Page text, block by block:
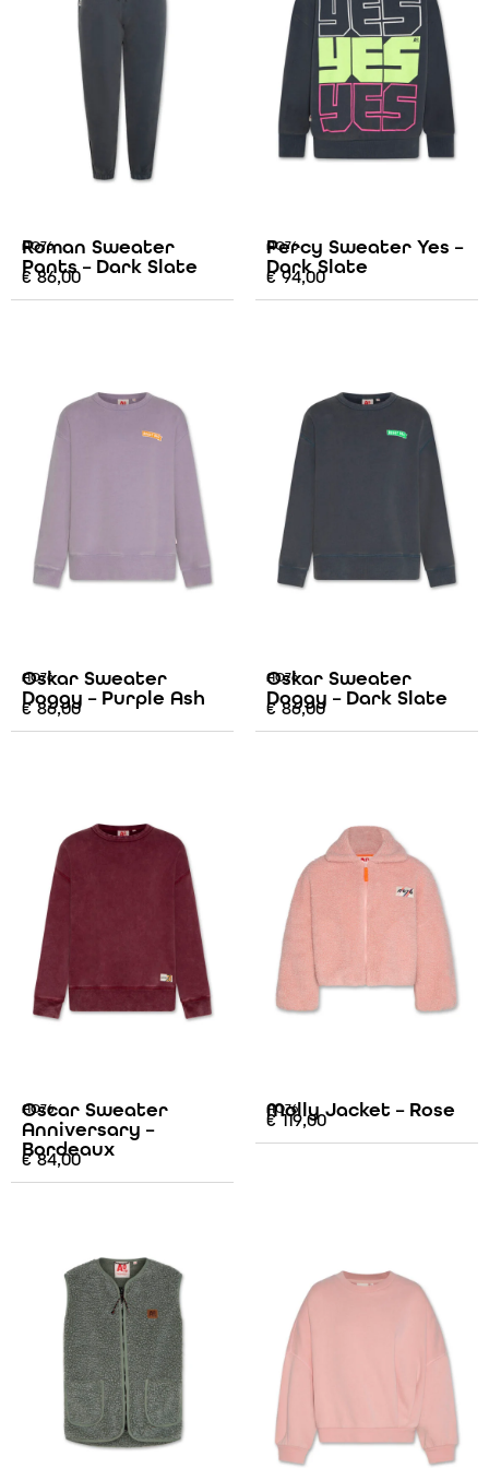
AO76
Roman Sweater
Pants – Dark Slate
€86,00
AO76
Percy Sweater Yes –
Dark Slate
€94,00
AO76
Oskar Sweater
Doggy – Purple Ash
€86,00
AO76
Oskar Sweater
Doggy – Dark Slate
€86,00
AO76
Oscar Sweater
Anniversary –
Bordeaux
€84,00
AO76
Molly Jacket – Rose
€119,00